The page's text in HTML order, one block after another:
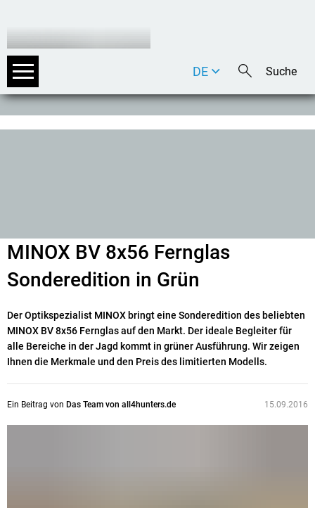
DE
EN
MINOX BV 8x56 Fernglas
Sonderedition in Grün
Der Optikspezialist MINOX bringt eine Sonderedition des beliebten
MINOX BV 8x56 Fernglas auf den Markt. Der ideale Begleiter für
alle Bereiche in der Jagd kommt in grüner Ausführung. Wir zeigen
Ihnen die Merkmale und den Preis des limitierten Modells.
Ein Beitrag von Das Team von all4hunters.de 15.09.2016